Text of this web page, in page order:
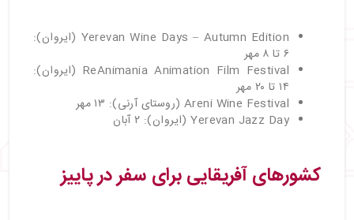
Yerevan Wine Days – Autumn Edition (ایروان):
۶ تا ۸ مهر
ReAnimania Animation Film Festival (ایروان):
۱۴ تا ۲۰ مهر
Areni Wine Festival (روستای آرنی): ۱۳ مهر
Yerevan Jazz Day (ایروان): ۲ آبان
کشورهای آفریقایی برای سفر در پاییز